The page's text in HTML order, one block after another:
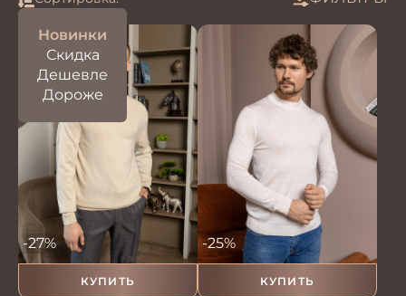
Новинки
Скидка
Дешевле
Дороже
КУПИТЬ
-27%
КУПИТЬ
-25%